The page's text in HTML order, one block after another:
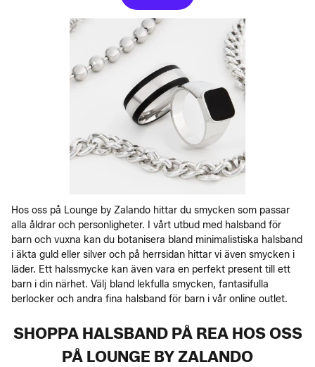
Hos oss på Lounge by Zalando hittar du smycken som passar
alla åldrar och personligheter. I vårt utbud med halsband för
barn och vuxna kan du botanisera bland minimalistiska halsband
i äkta guld eller silver och på herrsidan hittar vi även smycken i
läder. Ett halssmycke kan även vara en perfekt present till ett
barn i din närhet. Välj bland lekfulla smycken, fantasifulla
berlocker och andra fina halsband för barn i vår online outlet.
SHOPPA HALSBAND PÅ REA HOS OSS
PÅ LOUNGE BY ZALANDO